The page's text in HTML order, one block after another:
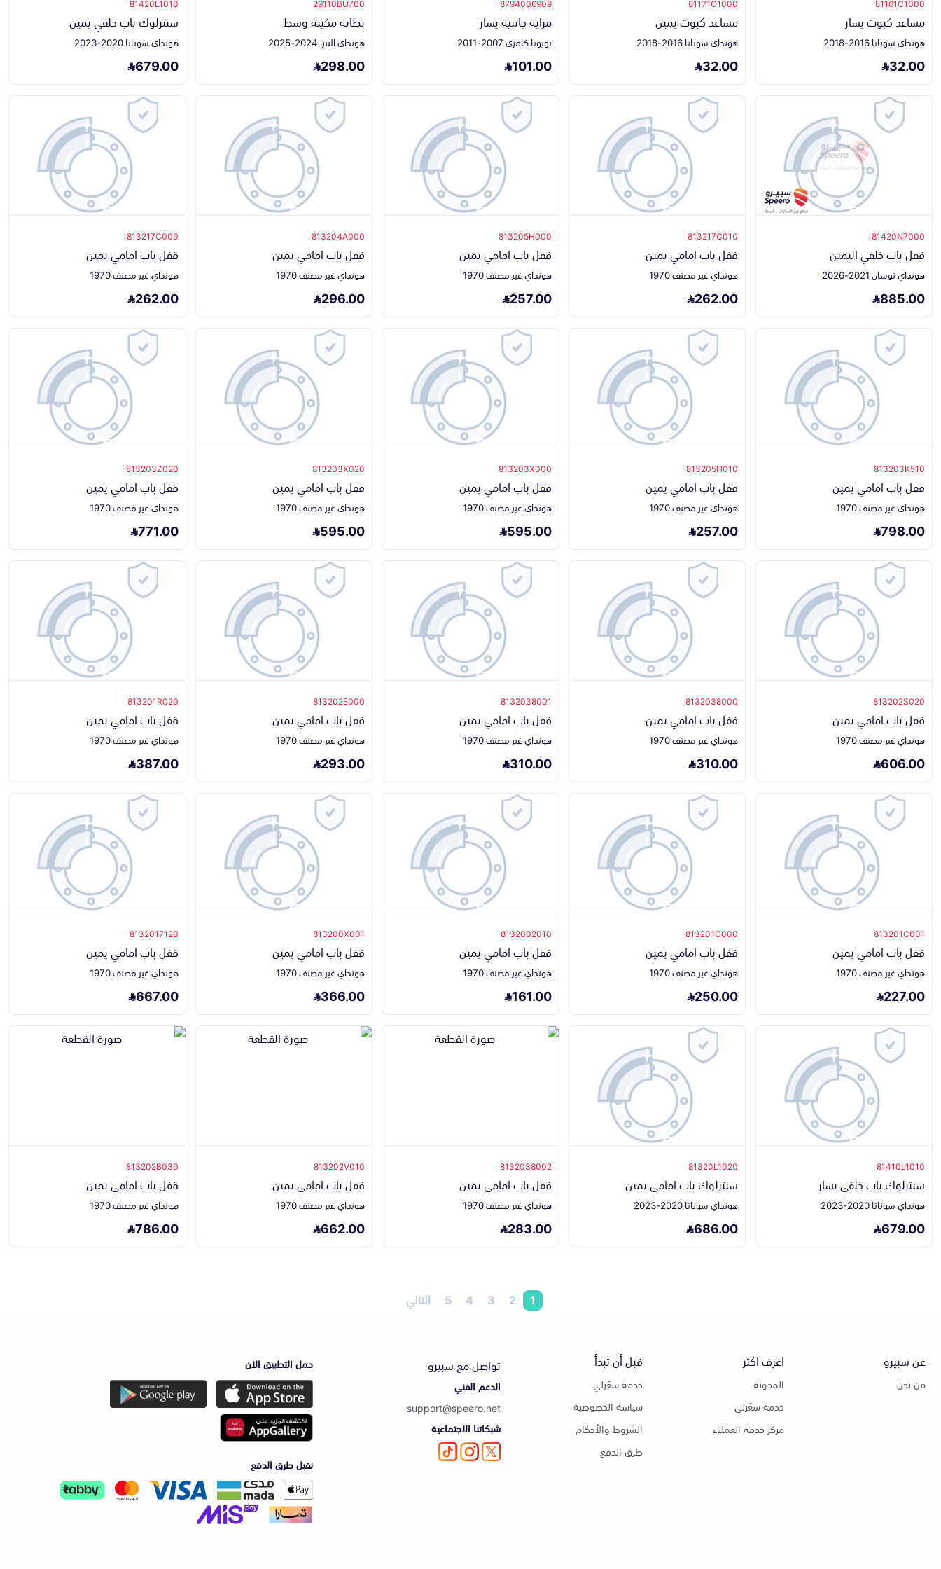
مساعد كبوت يسار
هونداي سوناتا 2016-2018
32.00
مساعد كبوت يمين
هونداي سوناتا 2016-2018
32.00
مراية جانبية يسار
تويوتا كامري 2007-2011
101.00
بطانة مكينة وسط
هونداي النترا 2024-2025
298.00
سنترلوك باب خلفي يمين
هونداي سوناتا 2020-2023
679.00
81420N7000
قفل باب خلفي اليمين
هونداي توسان 2021-2026
885.00
813217C010
قفل باب امامي يمين
هونداي غير مصنف 1970
262.00
813205H000
قفل باب امامي يمين
هونداي غير مصنف 1970
257.00
813204A000
قفل باب امامي يمين
هونداي غير مصنف 1970
296.00
813217C000
قفل باب امامي يمين
هونداي غير مصنف 1970
262.00
813203K510
قفل باب امامي يمين
هونداي غير مصنف 1970
798.00
813205H010
قفل باب امامي يمين
هونداي غير مصنف 1970
257.00
813203X000
قفل باب امامي يمين
هونداي غير مصنف 1970
595.00
813203X020
قفل باب امامي يمين
هونداي غير مصنف 1970
595.00
813203Z020
قفل باب امامي يمين
هونداي غير مصنف 1970
771.00
813202S020
قفل باب امامي يمين
هونداي غير مصنف 1970
606.00
8132038000
قفل باب امامي يمين
هونداي غير مصنف 1970
310.00
8132038001
قفل باب امامي يمين
هونداي غير مصنف 1970
310.00
813202E000
قفل باب امامي يمين
هونداي غير مصنف 1970
293.00
813201R020
قفل باب امامي يمين
هونداي غير مصنف 1970
387.00
813201C001
قفل باب امامي يمين
هونداي غير مصنف 1970
227.00
813201C000
قفل باب امامي يمين
هونداي غير مصنف 1970
250.00
8132002010
قفل باب امامي يمين
هونداي غير مصنف 1970
161.00
813200X001
قفل باب امامي يمين
هونداي غير مصنف 1970
366.00
8132017120
قفل باب امامي يمين
هونداي غير مصنف 1970
667.00
81410L1010
سنترلوك باب خلفي يسار
هونداي سوناتا 2020-2023
679.00
81320L1020
سنترلوك باب امامي يمين
هونداي سوناتا 2020-2023
686.00
8132038002
قفل باب امامي يمين
هونداي غير مصنف 1970
283.00
813202V010
قفل باب امامي يمين
هونداي غير مصنف 1970
662.00
813202B030
قفل باب امامي يمين
هونداي غير مصنف 1970
786.00
1
2
3
4
5 التالي
عن سبيرو
من نحن
اعرف اكثر
المدونة
خدمة سعّرلي
مركز خدمة العملاء
قبل أن تبدأ
خدمة سعّرلي
سياسة الخصوصية
الشروط والأحكام
طرق الدفع
تواصل مع سبيرو
الدعم الفني
support@speero.net
شبكاتنا الاجتماعية
حمل التطبيق الان
نقبل طرق الدفع